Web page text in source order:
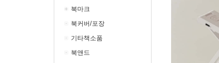
북마크
북커버/포장
기타책소품
북앤드